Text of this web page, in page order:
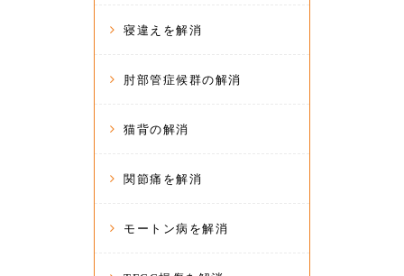
寝違えを解消
肘部管症候群の解消
猫背の解消
関節痛を解消
モートン病を解消